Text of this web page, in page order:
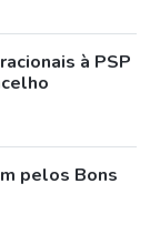
à PSP
pelos Bons